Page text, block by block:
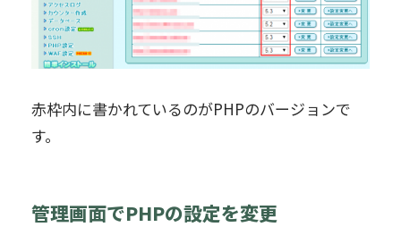
赤枠内に書かれているのがPHPのバージョンで
す。
管理画面でPHPの設定を変更